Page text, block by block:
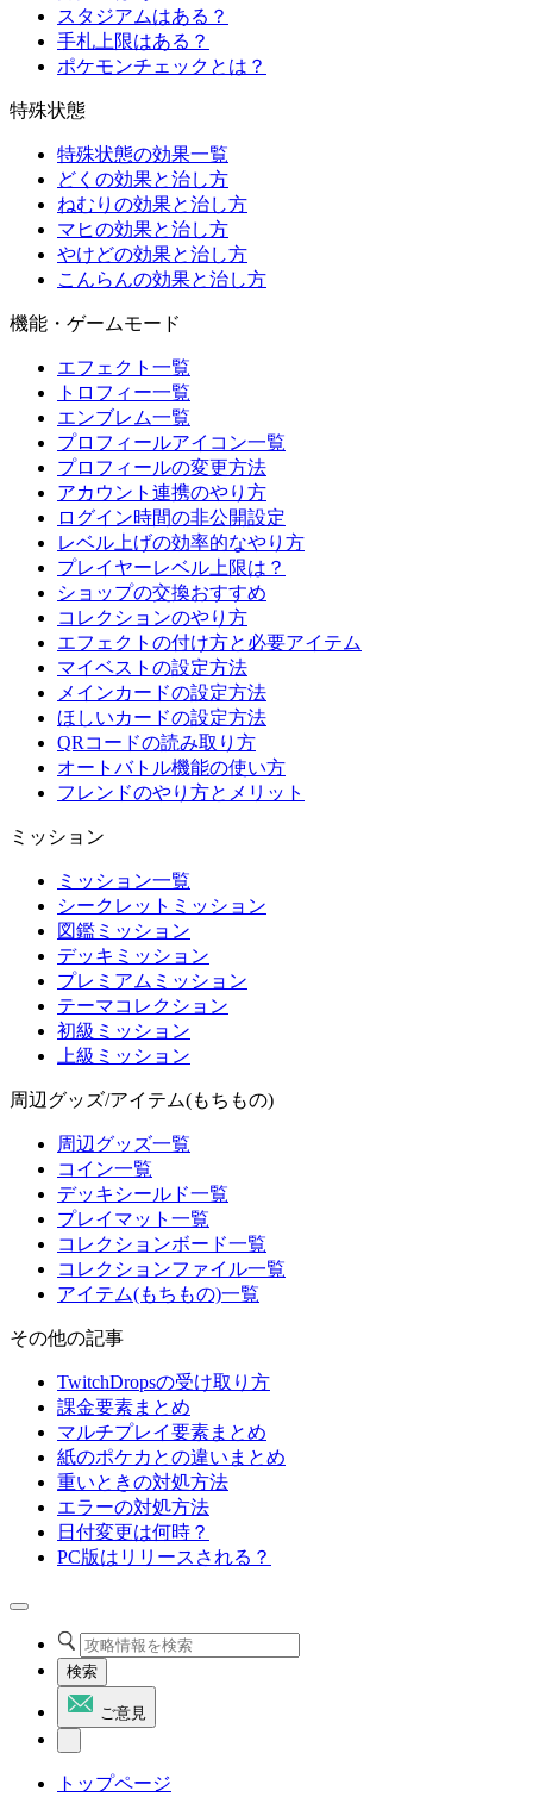
スタジアムはある？
手札上限はある？
ポケモンチェックとは？
特殊状態
特殊状態の効果一覧
どくの効果と治し方
ねむりの効果と治し方
マヒの効果と治し方
やけどの効果と治し方
こんらんの効果と治し方
機能・ゲームモード
エフェクト一覧
トロフィー一覧
エンブレム一覧
プロフィールアイコン一覧
プロフィールの変更方法
アカウント連携のやり方
ログイン時間の非公開設定
レベル上げの効率的なやり方
プレイヤーレベル上限は？
ショップの交換おすすめ
コレクションのやり方
エフェクトの付け方と必要アイテム
マイベストの設定方法
メインカードの設定方法
ほしいカードの設定方法
QRコードの読み取り方
オートバトル機能の使い方
フレンドのやり方とメリット
ミッション
ミッション一覧
シークレットミッション
図鑑ミッション
デッキミッション
プレミアムミッション
テーマコレクション
初級ミッション
上級ミッション
周辺グッズ/アイテム(もちもの)
周辺グッズ一覧
コイン一覧
デッキシールド一覧
プレイマット一覧
コレクションボード一覧
コレクションファイル一覧
アイテム(もちもの)一覧
その他の記事
TwitchDropsの受け取り方
課金要素まとめ
マルチプレイ要素まとめ
紙のポケカとの違いまとめ
重いときの対処方法
エラーの対処方法
日付変更は何時？
PC版はリリースされる？
検索
ご意見
トップページ